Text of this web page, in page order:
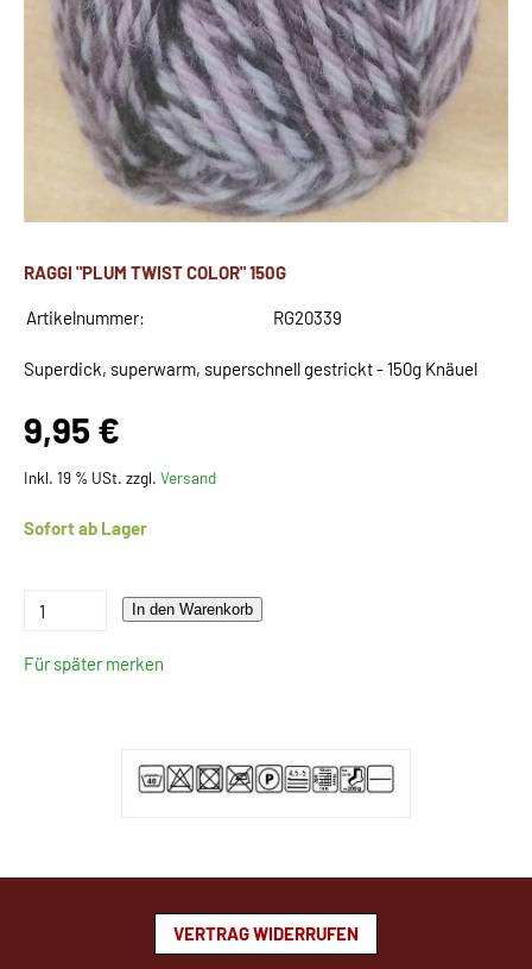
RAGGI "PLUM TWIST COLOR" 150G
Artikelnummer: RG20339
Superdick, superwarm, superschnell gestrickt - 150g Knäuel
9,95 €
Inkl. 19 % USt. zzgl. Versand
Sofort ab Lager
In den Warenkorb
Für später merken
VERTRAG WIDERRUFEN